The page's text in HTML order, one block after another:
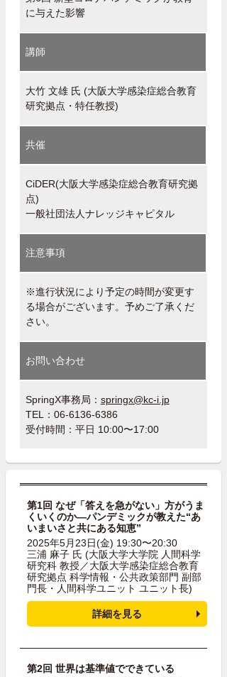
に与えた影響
講師
大竹 文雄 氏 (大阪大学感染症総合教育
研究拠点・特任教授)
共催
CiDER(大阪大学感染症総合教育研究拠
点)
一般社団法人ナレッジキャピタル
注意事項
※進行状況により予定の時間が変更す
る場合がございます。予めご了承くだ
さい。
お問い合わせ
SpringX事務局： springx@kc-i.jp
TEL：06-6136-6386
受付時間：平日 10:00〜17:00
第1回 なぜ「答えを急がない」方がうま
くいくのか―パンデミックが教えた“あ
いまいさと共にある知恵”
2025年5月23日(金) 19:30〜20:30
三浦 麻子 氏 (大阪大学大学院 人間科学
研究科 教授／大阪大学感染症総合教育
研究拠点 科学情報・公共政策部門 副部
門長・人間科学ユニット ユニット長)
詳細を見る
第2回 世界は基準値でできている